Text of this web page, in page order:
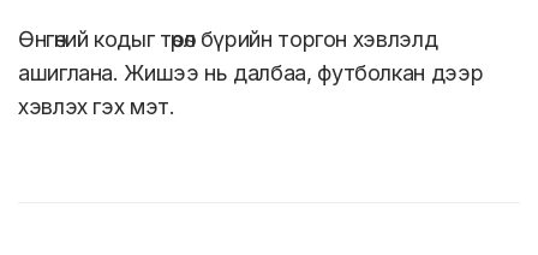
Өнгөний кодыг төрөл бүрийн торгон хэвлэлд
ашиглана. Жишээ нь далбаа, футболкан дээр
хэвлэх гэх мэт.